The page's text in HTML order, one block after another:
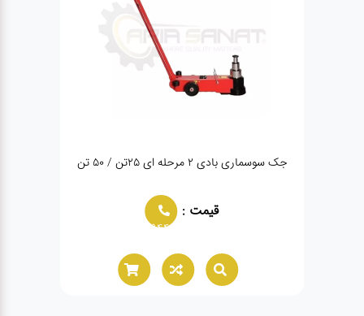
آپارات لاستیک 10 قالبه فلکه ای تایمردار AS1215